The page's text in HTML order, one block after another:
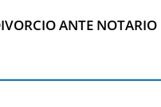
ANTE NOTARIO